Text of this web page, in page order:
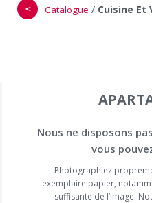
＜ Catalogue / Cuisine Et
Nous ne disposons
vous
Photographiez
exemplaire papier,
suffisante de l’image.